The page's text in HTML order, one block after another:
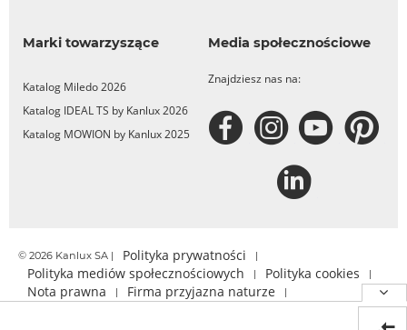
Marki towarzyszące
Katalog Miledo 2026
Katalog IDEAL TS by Kanlux 2026
Katalog MOWION by Kanlux 2025
Media społecznościowe
Znajdziesz nas na:
© 2026 Kanlux SA | Polityka prywatności |
Polityka mediów społecznościowych | Polityka cookies |
Nota prawna | Firma przyjazna naturze |